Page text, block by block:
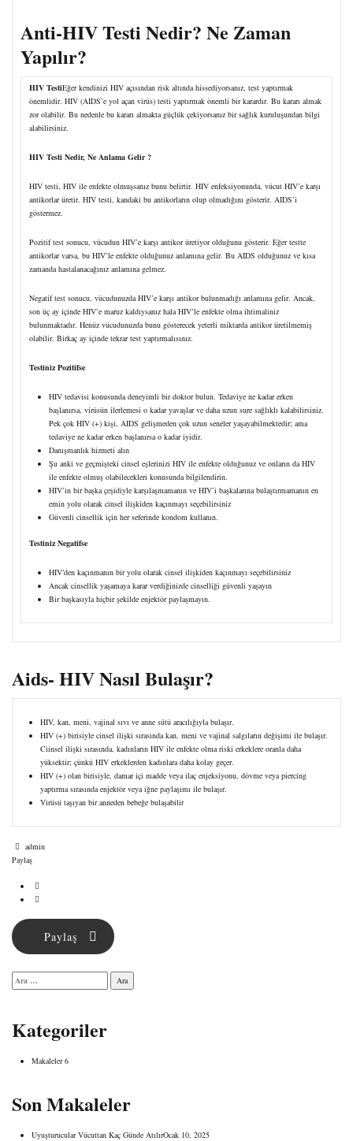
Anti-HIV Testi Nedir? Ne Zaman
Yapılır?
HIV TestiEğer kendinizi HIV açısından risk altında hissediyorsanız, test yaptırmak
önemlidir. HIV (AIDS’e yol açan virüs) testi yaptırmak önemli bir karardır. Bu kararı almak
zor olabilir. Bu nedenle bu kararı almakta güçlük çekiyorsanız bir sağlık kuruluşundan bilgi
alabilirsiniz.
HIV Testi Nedir, Ne Anlama Gelir ?
HIV testi, HIV ile enfekte olmuşsanız bunu belirtir. HIV enfeksiyonunda, vücut HIV’e karşı
antikorlar üretir. HIV testi, kandaki bu antikorların olup olmadığını gösterir. AIDS’i
göstermez.
Pozitif test sonucu, vücudun HIV’e karşı antikor üretiyor olduğunu gösterir. Eğer testte
antikorlar varsa, bu HIV’le enfekte olduğunuz anlamına gelir. Bu AIDS olduğunuz ve kısa
zamanda hastalanacağınız anlamına gelmez.
Negatif test sonucu, vücudunuzda HIV’e karşı antikor bulunmadığı anlamına gelir. Ancak,
son üç ay içinde HIV’e maruz kaldıysanız hala HIV’le enfekte olma ihtimaliniz
bulunmaktadır. Henüz vücudunuzda bunu gösterecek yeterli miktarda antikor üretilmemiş
olabilir. Birkaç ay içinde tekrar test yaptırmalısınız.
Testiniz Pozitifse
HIV tedavisi konusunda deneyimli bir doktor bulun. Tedaviye ne kadar erken
başlanırsa, virüsün ilerlemesi o kadar yavaşlar ve daha uzun sure sağlıklı kalabilirsiniz.
Pek çok HIV (+) kişi, AIDS gelişmeden çok uzun seneler yaşayabilmektedir; ama
tedaviye ne kadar erken başlanırsa o kadar iyidir.
Danışmanlık hizmeti alın
Şu anki ve geçmişteki cinsel eşlerinizi HIV ile enfekte olduğunuz ve onların da HIV
ile enfekte olmuş olabilecekleri konusunda bilgilendirin.
HIV’in bir başka çeşidiyle karşılaşmamanın ve HIV’i başkalarına bulaştırmamanın en
emin yolu olarak cinsel ilişkiden kaçınmayı seçebilirsiniz
Güvenli cinsellik için her seferinde kondom kullanın.
Testiniz Negatifse
HIV’den kaçınmanın bir yolu olarak cinsel ilişkiden kaçınmayı seçebilirsiniz
Ancak cinsellik yaşamaya karar verdiğinizde cinselliği güvenli yaşayın
Bir başkasıyla hiçbir şekilde enjektör paylaşmayın.
Aids- HIV Nasıl Bulaşır?
HIV, kan, meni, vajinal sıvı ve anne sütü aracılığıyla bulaşır.
HIV (+) birisiyle cinsel ilişki sırasında kan, meni ve vajinal salgıların değişimi ile bulaşır.
Ciinsel ilişki sırasında, kadınların HIV ile enfekte olma riski erkeklere oranla daha
yüksektir; çünkü HIV erkeklerden kadınlara daha kolay geçer.
HIV (+) olan birisiyle, damar içi madde veya ilaç enjeksiyonu, dövme veya piercing
yaptırma sırasında enjektör veya iğne paylaşımı ile bulaşır.
Virüsü taşıyan bir anneden bebeğe bulaşabilir
Yazaradmin
Paylaş
Paylaş
Arama:
Kategoriler
Makaleler 6
Son Makaleler
Uyuşturucular Vücuttan Kaç Günde AtılırOcak 10, 2025